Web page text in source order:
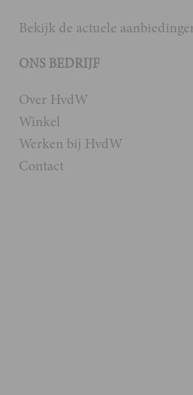
Bekijk de actuele
ONS BEDRIJF
Over HvdW
Winkel
Werken bij HvdW
Contact